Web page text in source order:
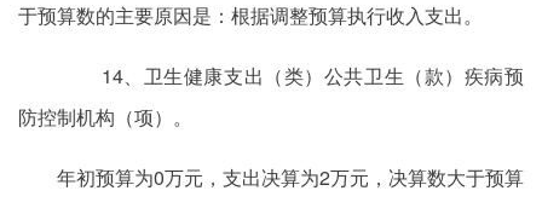
于预算数的主要原因是：根据调整预算执行收入支出。
14、卫生健康支出（类）公共卫生（款）疾病预
防控制机构（项）。
年初预算为0万元，支出决算为2万元，决算数大于预算